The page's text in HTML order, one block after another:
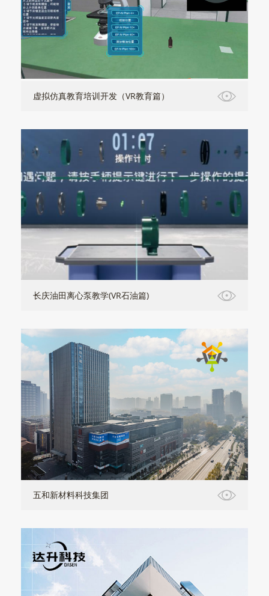
虚拟仿真教育培训开发（VR教育篇）
长庆油田离心泵教学(VR石油篇)
五和新材料科技集团